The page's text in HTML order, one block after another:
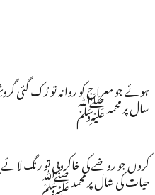
ہوئے جو معراج کو روانہ تو رُک گئی
سال پر محمد ﷺ
کروں جو روضے کی خاکروبی تو رنگ
حیات کی شال پر محمد ﷺ